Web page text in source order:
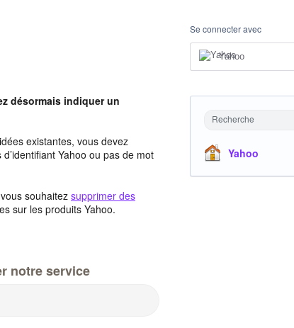
désormais indiquer un
existantes, vous devez
Yahoo ou pas de mot
souhaitez supprimer des
sur les produits Yahoo.
notre service
Se connecter avec
Yahoo
Recherche
Yahoo